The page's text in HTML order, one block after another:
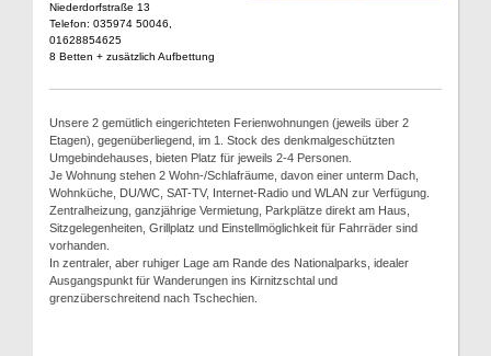
Niederdorfstraße 13
Telefon: 035974 50046,
01628854625
8 Betten + zusätzlich Aufbettung
Unsere 2 gemütlich eingerichteten Ferienwohnungen (jeweils über 2
Etagen), gegenüberliegend, im 1. Stock des denkmalgeschützten
Umgebindehauses, bieten Platz für jeweils 2-4 Personen.
Je Wohnung stehen 2 Wohn-/Schlafräume, davon einer unterm Dach,
Wohnküche, DU/WC, SAT-TV, Internet-Radio und WLAN zur Verfügung.
Zentralheizung, ganzjährige Vermietung, Parkplätze direkt am Haus,
Sitzgelegenheiten, Grillplatz und Einstellmöglichkeit für Fahrräder sind
vorhanden.
In zentraler, aber ruhiger Lage am Rande des Nationalparks, idealer
Ausgangspunkt für Wanderungen ins Kirnitzschtal und
grenzüberschreitend nach Tschechien.